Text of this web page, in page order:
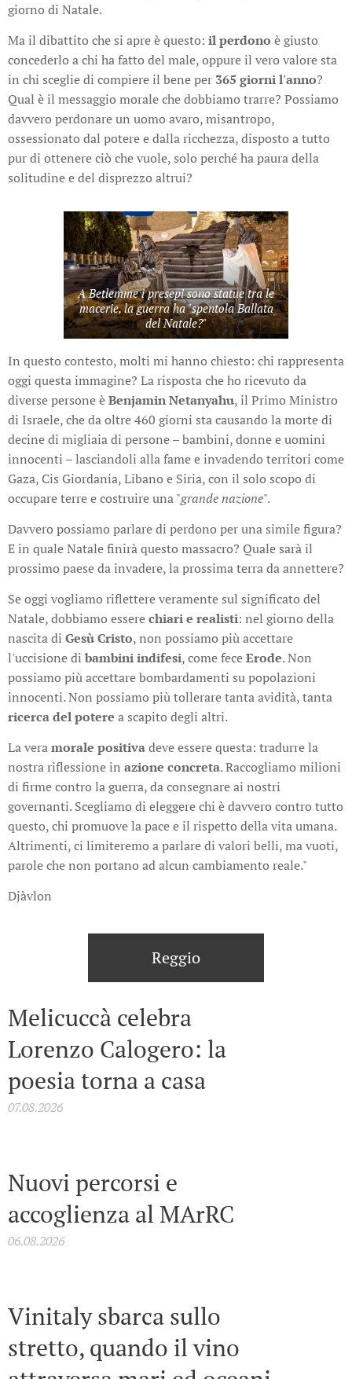
giorno di Natale.
Ma il dibattito che si apre è questo: il perdono è giusto
concederlo a chi ha fatto del male, oppure il vero valore sta
in chi sceglie di compiere il bene per 365 giorni l'anno?
Qual è il messaggio morale che dobbiamo trarre? Possiamo
davvero perdonare un uomo avaro, misantropo,
ossessionato dal potere e dalla ricchezza, disposto a tutto
pur di ottenere ciò che vuole, solo perché ha paura della
solitudine e del disprezzo altrui?
A Betlemme i presepi sono statue tra le
macerie, la guerra ha "spentola Ballata
del Natale?"
In questo contesto, molti mi hanno chiesto: chi rappresenta
oggi questa immagine? La risposta che ho ricevuto da
diverse persone èBenjamin Netanyahu, il Primo Ministro
di Israele, che da oltre 460 giorni sta causando la morte di
decine di migliaia di persone – bambini, donne e uomini
innocenti – lasciandoli alla fame e invadendo territori come
Gaza, Cis Giordania, Libano e Siria, con il solo scopo di
occupare terre e costruire una "grande nazione".
Davvero possiamo parlare di perdono per una simile figura?
E in quale Natale finirà questo massacro? Quale sarà il
prossimo paese da invadere, la prossima terra da annettere?
Se oggi vogliamo riflettere veramente sul significato del
Natale, dobbiamo esserechiari e realisti: nel giorno della
nascita di Gesù Cristo, non possiamo più accettare
l'uccisione di bambini indifesi, come feceErode. Non
possiamo più accettare bombardamenti su popolazioni
innocenti. Non possiamo più tollerare tanta avidità, tanta
ricerca del potere a scapito degli altri.
La veramorale positivadeve essere questa: tradurre la
nostra riflessione in azione concreta. Raccogliamo milioni
di firme contro la guerra, da consegnare ai nostri
governanti. Scegliamo di eleggere chi è davvero contro tutto
questo, chi promuove la pace e il rispetto della vita umana.
Altrimenti, ci limiteremo a parlare di valori belli, ma vuoti,
parole che non portano ad alcun cambiamento reale."
Djàvlon
Reggio
Melicuccà celebra
Lorenzo Calogero: la
poesia torna a casa
07.08.2026
Nuovi percorsi e
accoglienza al MArRC
06.08.2026
Vinitaly sbarca sullo
stretto, quando il vino